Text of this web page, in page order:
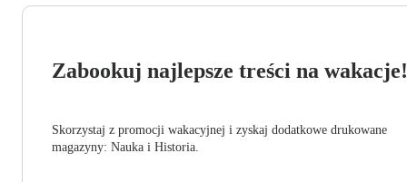
Zabookuj najlepsze treści na wakacje!
Skorzystaj z promocji wakacyjnej i zyskaj dodatkowe drukowane
magazyny: Nauka i Historia.